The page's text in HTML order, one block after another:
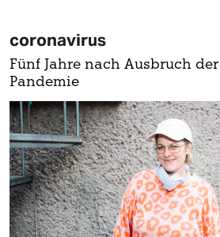
coronavirus
Fünf Jahre nach Ausbruch der
Pandemie